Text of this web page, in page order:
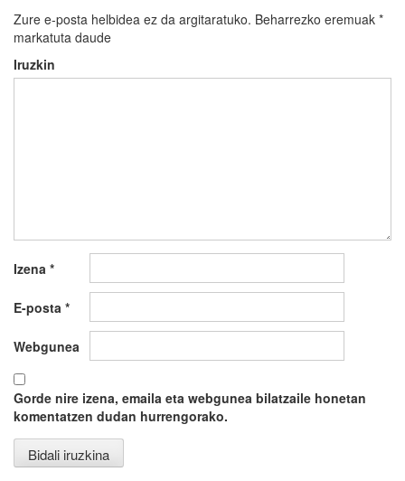
Zure e-posta helbidea ez da argitaratuko. Beharrezko eremuak *
markatuta daude
Iruzkin
Izena *
E-posta *
Webgunea
Gorde nire izena, emaila eta webgunea bilatzaile honetan
komentatzen dudan hurrengorako.